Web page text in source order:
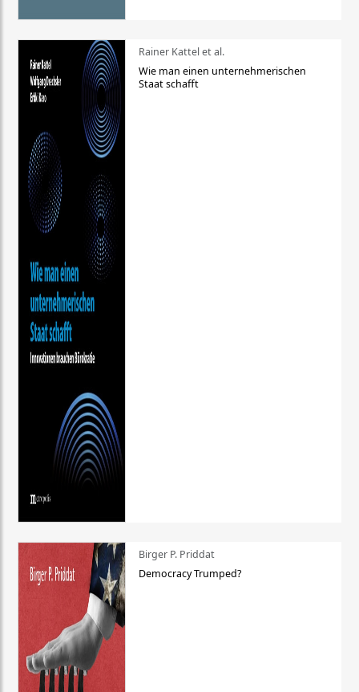
Rainer Kattel et al.
Wie man einen unternehmerischen
Staat schafft
Birger P. Priddat
Democracy Trumped?